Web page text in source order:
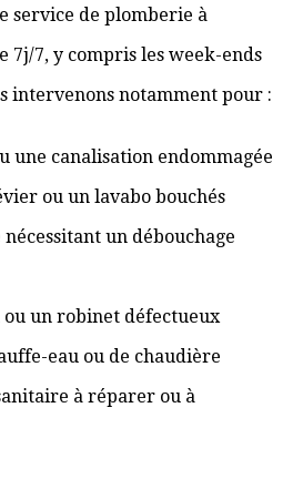
service de plomberie à
7j/7, y compris les week-ends
intervenons notamment pour :
une canalisation endommagée
ou un lavabo bouchés
un débouchage
ou un robinet défectueux
eau ou de chaudière
à réparer ou à